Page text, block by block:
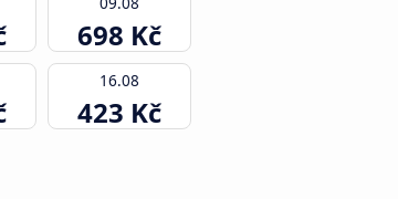
698 Kč
16.08
423 Kč